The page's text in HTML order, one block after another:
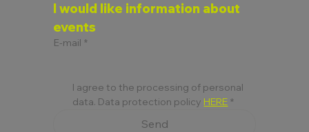
I would like information about
events
E-mail *
I agree to the processing of personal
data. Data protection policy HERE *
Send